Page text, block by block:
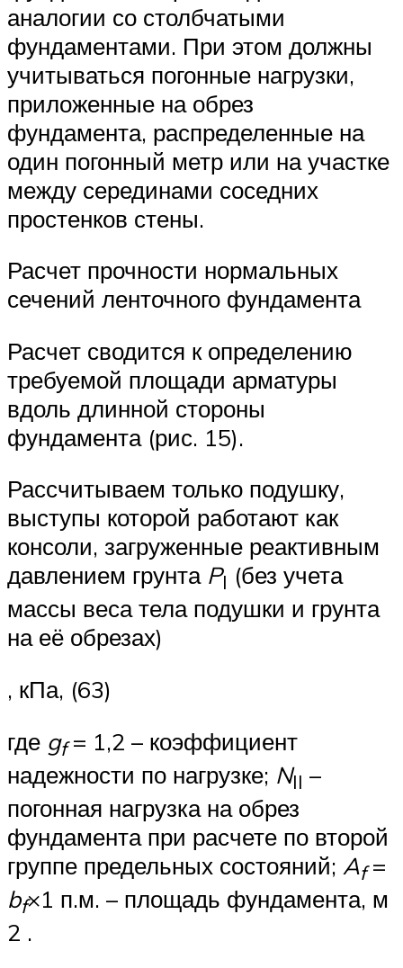
аналогии со столбчатыми
фундаментами. При этом должны
учитываться погонные нагрузки,
приложенные на обрез
фундамента, распределенные на
один погонный метр или на участке
между серединами соседних
простенков стены.
Расчет прочности нормальных
сечений ленточного фундамента
Расчет сводится к определению
требуемой площади арматуры
вдоль длинной стороны
фундамента (рис. 15).
Рассчитываем только подушку,
выступы которой работают как
консоли, загруженные реактивным
давлением грунта PI (без учета
массы веса тела подушки и грунта
на её обрезах)
, кПа, (63)
где gf= 1,2 – коэффициент
надежности по нагрузке; NII –
погонная нагрузка на обрез
фундамента при расчете по второй
группе предельных состояний; Af=
bf×1 п.м. – площадь фундамента, м
2 .